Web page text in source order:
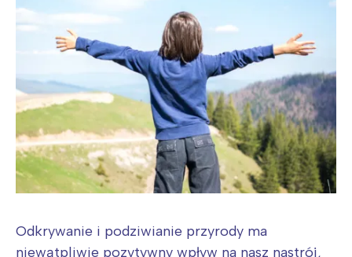
Odkrywanie i podziwianie przyrody ma
niewątpliwie pozytywny wpływ na nasz nastrój,